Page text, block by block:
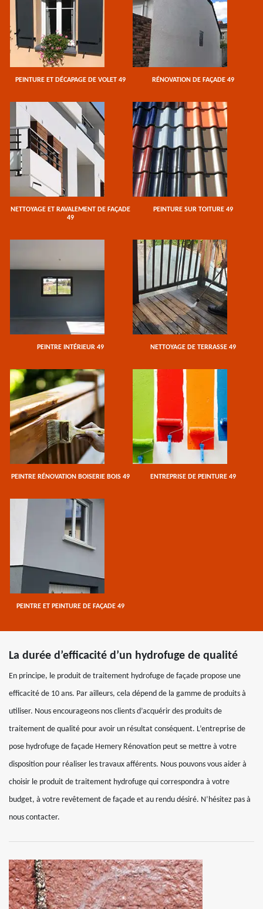
PEINTURE ET DÉCAPAGE DE VOLET 49 RÉNOVATION DE FAÇADE 49
NETTOYAGE ET RAVALEMENT DE FAÇADE
49
PEINTURE SUR TOITURE 49
PEINTRE INTÉRIEUR 49 NETTOYAGE DE TERRASSE 49
PEINTRE RÉNOVATION BOISERIE BOIS 49 ENTREPRISE DE PEINTURE 49
PEINTRE ET PEINTURE DE FAÇADE 49
La durée d’efficacité d’un hydrofuge de qualité
En principe, le produit de traitement hydrofuge de façade propose une
efficacité de 10 ans. Par ailleurs, cela dépend de la gamme de produits à
utiliser. Nous encourageons nos clients d’acquérir des produits de
traitement de qualité pour avoir un résultat conséquent. L’entreprise de
pose hydrofuge de façade Hemery Rénovation peut se mettre à votre
disposition pour réaliser les travaux afférents. Nous pouvons vous aider à
choisir le produit de traitement hydrofuge qui correspondra à votre
budget, à votre revêtement de façade et au rendu désiré. N’hésitez pas à
nous contacter.